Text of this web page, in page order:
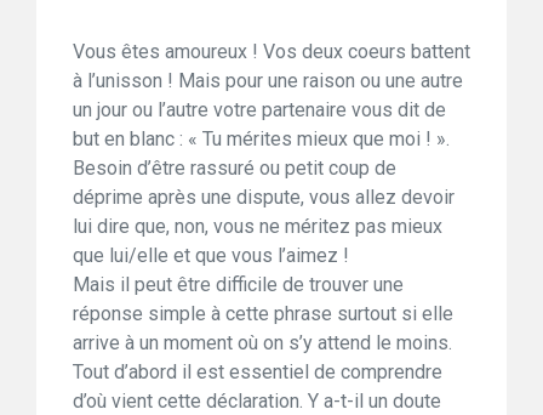
Vous êtes amoureux ! Vos deux coeurs battent
à l’unisson ! Mais pour une raison ou une autre
un jour ou l’autre votre partenaire vous dit de
but en blanc : « Tu mérites mieux que moi ! ».
Besoin d’être rassuré ou petit coup de
déprime après une dispute, vous allez devoir
lui dire que, non, vous ne méritez pas mieux
que lui/elle et que vous l’aimez !
Mais il peut être difficile de trouver une
réponse simple à cette phrase surtout si elle
arrive à un moment où on s’y attend le moins.
Tout d’abord il est essentiel de comprendre
d’où vient cette déclaration. Y a-t-il un doute